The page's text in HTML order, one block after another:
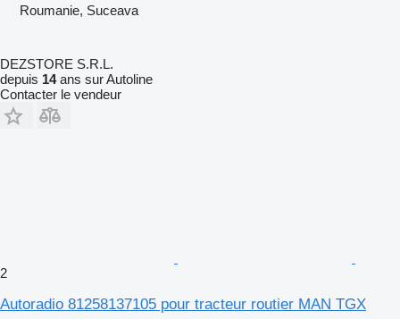
Roumanie, Suceava
DEZSTORE S.R.L.
depuis 14ans sur Autoline
Contacter le vendeur
2
Autoradio 81258137105 pour tracteur routier MAN TGX